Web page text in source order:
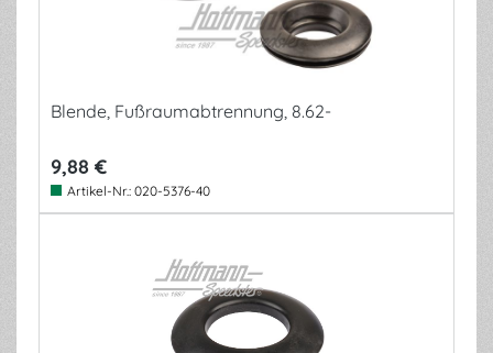
Blende, Fußraumabtrennung, 8.62-
9,88 €
Artikel-Nr.: 020-5376-40